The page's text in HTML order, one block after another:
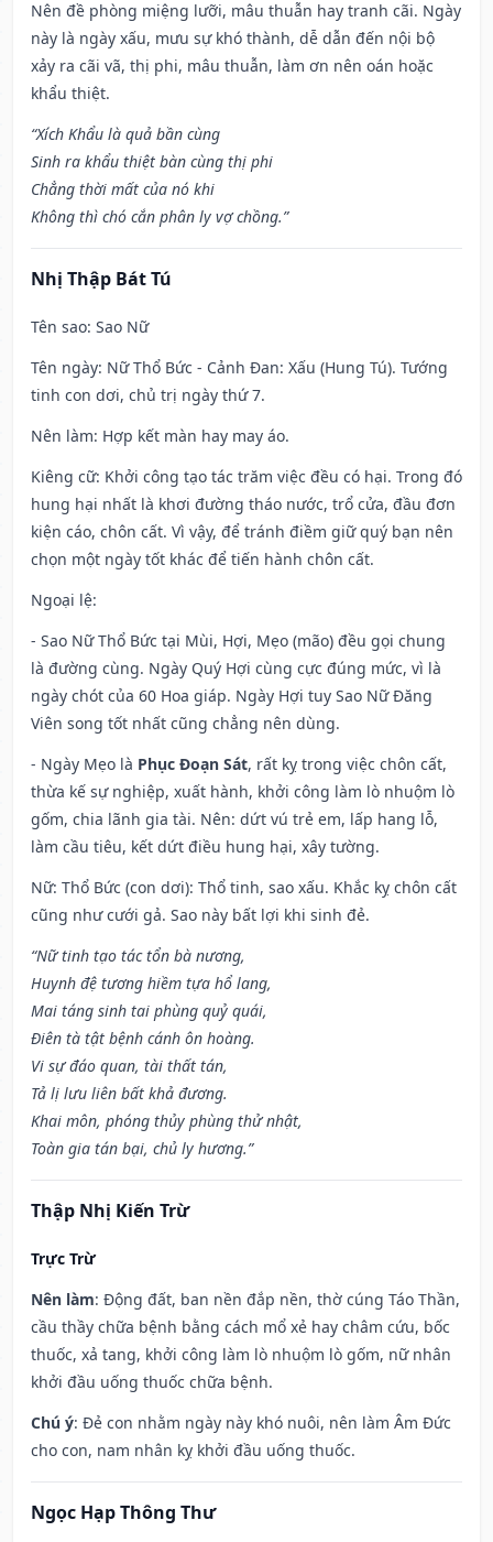
Nên đề phòng miệng lưỡi, mâu thuẫn hay tranh cãi. Ngày
này là ngày xấu, mưu sự khó thành, dễ dẫn đến nội bộ
xảy ra cãi vã, thị phi, mâu thuẫn, làm ơn nên oán hoặc
khẩu thiệt.
“Xích Khẩu là quả bần cùng
Sinh ra khẩu thiệt bàn cùng thị phi
Chẳng thời mất của nó khi
Không thì chó cắn phân ly vợ chồng.”
Nhị Thập Bát Tú
Tên sao: Sao Nữ
Tên ngày: Nữ Thổ Bức - Cảnh Đan: Xấu (Hung Tú). Tướng
tinh con dơi, chủ trị ngày thứ 7.
Nên làm: Hợp kết màn hay may áo.
Kiêng cữ: Khởi công tạo tác trăm việc đều có hại. Trong đó
hung hại nhất là khơi đường tháo nước, trổ cửa, đầu đơn
kiện cáo, chôn cất. Vì vậy, để tránh điềm giữ quý bạn nên
chọn một ngày tốt khác để tiến hành chôn cất.
Ngoại lệ:
- Sao Nữ Thổ Bức tại Mùi, Hợi, Mẹo (mão) đều gọi chung
là đường cùng. Ngày Quý Hợi cùng cực đúng mức, vì là
ngày chót của 60 Hoa giáp. Ngày Hợi tuy Sao Nữ Đăng
Viên song tốt nhất cũng chẳng nên dùng.
- Ngày Mẹo là Phục Đoạn Sát, rất kỵ trong việc chôn cất,
thừa kế sự nghiệp, xuất hành, khởi công làm lò nhuộm lò
gốm, chia lãnh gia tài. Nên: dứt vú trẻ em, lấp hang lỗ,
làm cầu tiêu, kết dứt điều hung hại, xây tường.
Nữ: Thổ Bức (con dơi): Thổ tinh, sao xấu. Khắc kỵ chôn cất
cũng như cưới gả. Sao này bất lợi khi sinh đẻ.
“Nữ tinh tạo tác tổn bà nương,
Huynh đệ tương hiềm tựa hổ lang,
Mai táng sinh tai phùng quỷ quái,
Điên tà tật bệnh cánh ôn hoàng.
Vi sự đáo quan, tài thất tán,
Tả lị lưu liên bất khả đương.
Khai môn, phóng thủy phùng thử nhật,
Toàn gia tán bại, chủ ly hương.”
Thập Nhị Kiến Trừ
Trực Trừ
Nên làm: Động đất, ban nền đắp nền, thờ cúng Táo Thần,
cầu thầy chữa bệnh bằng cách mổ xẻ hay châm cứu, bốc
thuốc, xả tang, khởi công làm lò nhuộm lò gốm, nữ nhân
khởi đầu uống thuốc chữa bệnh.
Chú ý: Đẻ con nhằm ngày này khó nuôi, nên làm Âm Đức
cho con, nam nhân kỵ khởi đầu uống thuốc.
Ngọc Hạp Thông Thư